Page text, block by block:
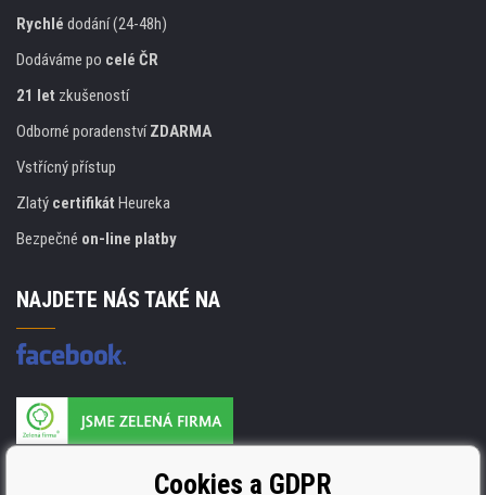
Rychlé dodání (24-48h)
Dodáváme po celé ČR
21 let zkušeností
Odborné poradenstvíZDARMA
Vstřícný přístup
Zlatý certifikát Heureka
Bezpečné on-line platby
NAJDETE NÁS TAKÉ NA
ISO 9001. ISO 14001 a STMC.Cookies a GDPR